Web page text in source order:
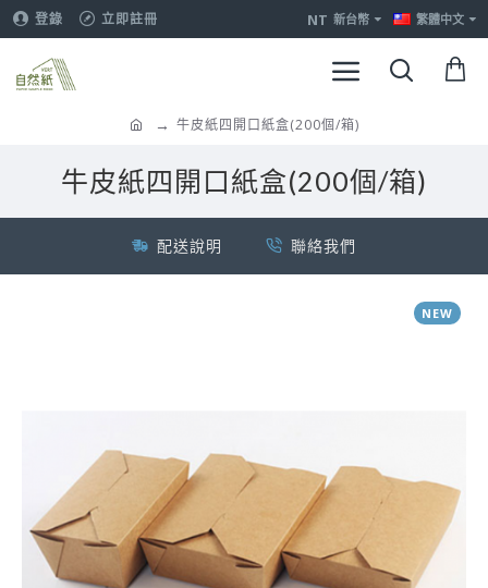
登錄 立即註冊 NT 新台幣 繁體中文
牛皮紙四開口紙盒(200個/箱)
牛皮紙四開口紙盒(200個/箱)
配送說明 聯絡我們
NEW